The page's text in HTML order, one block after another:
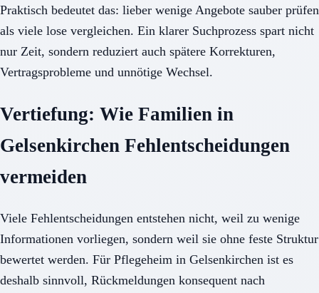
Praktisch bedeutet das: lieber wenige Angebote sauber prüfen
als viele lose vergleichen. Ein klarer Suchprozess spart nicht
nur Zeit, sondern reduziert auch spätere Korrekturen,
Vertragsprobleme und unnötige Wechsel.
Vertiefung: Wie Familien in
Gelsenkirchen Fehlentscheidungen
vermeiden
Viele Fehlentscheidungen entstehen nicht, weil zu wenige
Informationen vorliegen, sondern weil sie ohne feste Struktur
bewertet werden. Für Pflegeheim in Gelsenkirchen ist es
deshalb sinnvoll, Rückmeldungen konsequent nach